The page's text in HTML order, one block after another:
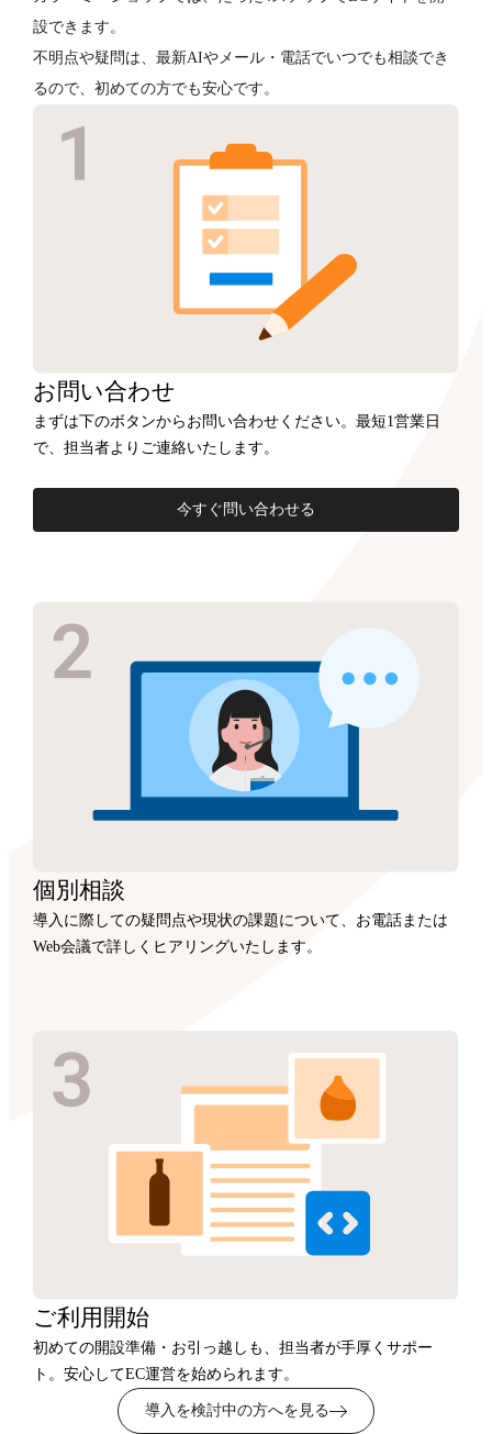
設できます。
不明点や疑問は、最新AIやメール・電話でいつでも相談でき
るので、初めての方でも安心です。
お問い合わせ
まずは下のボタンからお問い合わせください。最短1営業日
で、担当者よりご連絡いたします。
今すぐ問い合わせる
個別相談
導入に際しての疑問点や現状の課題について、お電話または
Web会議で詳しくヒアリングいたします。
ご利用開始
初めての開設準備・お引っ越しも、担当者が手厚くサポー
ト。安心してEC運営を始められます。
導入を検討中の方へを見る